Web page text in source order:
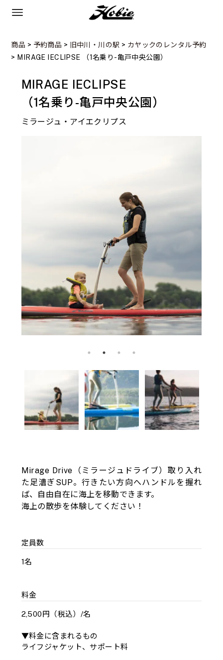
商品 > 予約商品 > 旧中川・川の駅 > カヤックのレンタル予約
> MIRAGE IECLIPSE （1名乗り-亀戸中央公園）
MIRAGE IECLIPSE
（1名乗り-亀戸中央公園）
ミラージュ・アイエクリプス
Mirage Drive（ミラージュドライブ）取り入れ
た足漕ぎSUP。行きたい方向へハンドルを握れ
ば、自由自在に海上を移動できます。
海上の散歩を体験してください！
定員数
1名
料金
2,500円（税込）/名
▼料金に含まれるもの
ライフジャケット、サポート料